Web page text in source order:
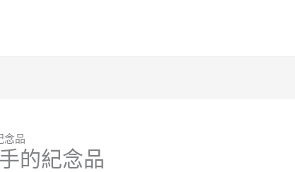
念品
的紀念品